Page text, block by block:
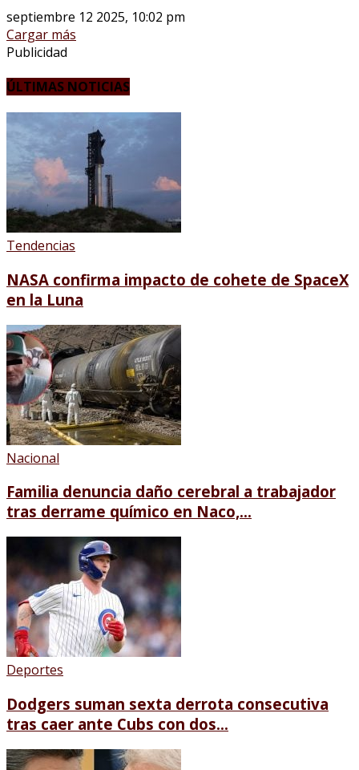
septiembre 12 2025, 10:02 pm
Cargar más
Publicidad
ÚLTIMAS NOTICIAS
Tendencias
NASA confirma impacto de cohete de SpaceX
en la Luna
Nacional
Familia denuncia daño cerebral a trabajador
tras derrame químico en Naco,...
Deportes
Dodgers suman sexta derrota consecutiva
tras caer ante Cubs con dos...